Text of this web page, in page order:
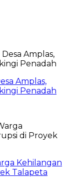
Amplas,
Penadah
Kehilangan
Talapeta